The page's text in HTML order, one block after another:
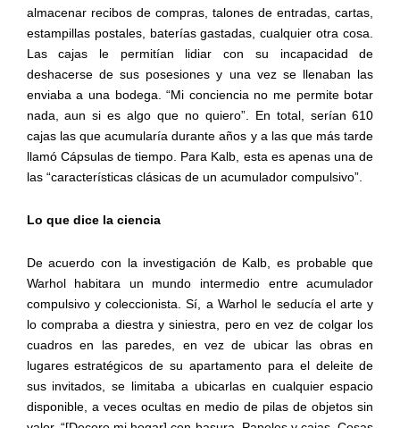
almacenar recibos de compras, talones de entradas, cartas,
estampillas postales, baterías gastadas, cualquier otra cosa.
Las cajas le permitían lidiar con su incapacidad de
deshacerse de sus posesiones y una vez se llenaban las
enviaba a una bodega. “Mi conciencia no me permite botar
nada, aun si es algo que no quiero”. En total, serían 610
cajas las que acumularía durante años y a las que más tarde
llamó Cápsulas de tiempo. Para Kalb, esta es apenas una de
las “características clásicas de un acumulador compulsivo”.
Lo que dice la ciencia
De acuerdo con la investigación de Kalb, es probable que
Warhol habitara un mundo intermedio entre acumulador
compulsivo y coleccionista. Sí, a Warhol le seducía el arte y
lo compraba a diestra y siniestra, pero en vez de colgar los
cuadros en las paredes, en vez de ubicar las obras en
lugares estratégicos de su apartamento para el deleite de
sus invitados, se limitaba a ubicarlas en cualquier espacio
disponible, a veces ocultas en medio de pilas de objetos sin